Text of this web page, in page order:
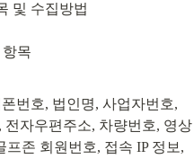
및 수집방법
번호, 법인명, 사업자번호,
전자우편주소, 차량번호, 영상
프존 회원번호, 접속 IP 정보,